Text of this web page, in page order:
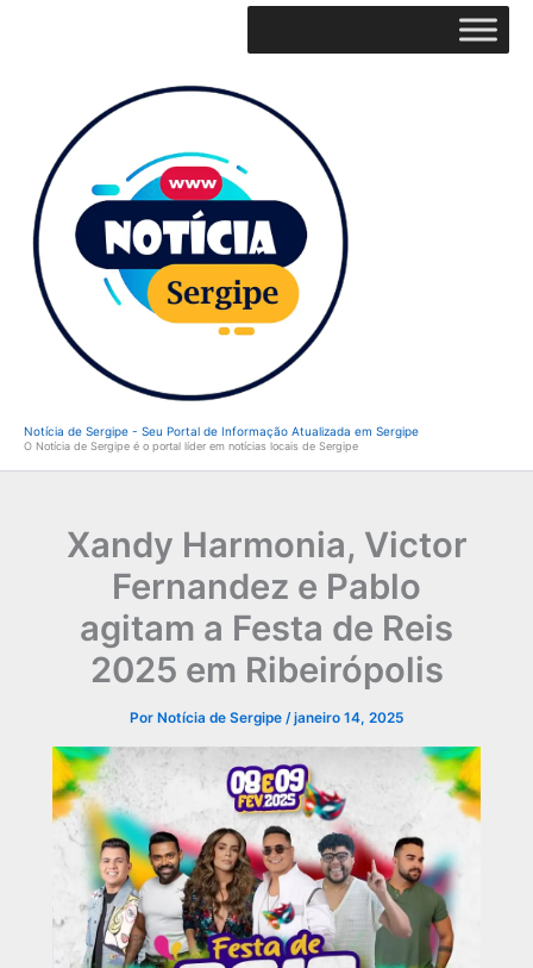
Notícia de Sergipe - Seu Portal de Informação Atualizada em Sergipe
O Notícia de Sergipe é o portal líder em notícias locais de Sergipe
Xandy Harmonia, Victor
Fernandez e Pablo
agitam a Festa de Reis
2025 em Ribeirópolis
Por Notícia de Sergipe /janeiro 14, 2025